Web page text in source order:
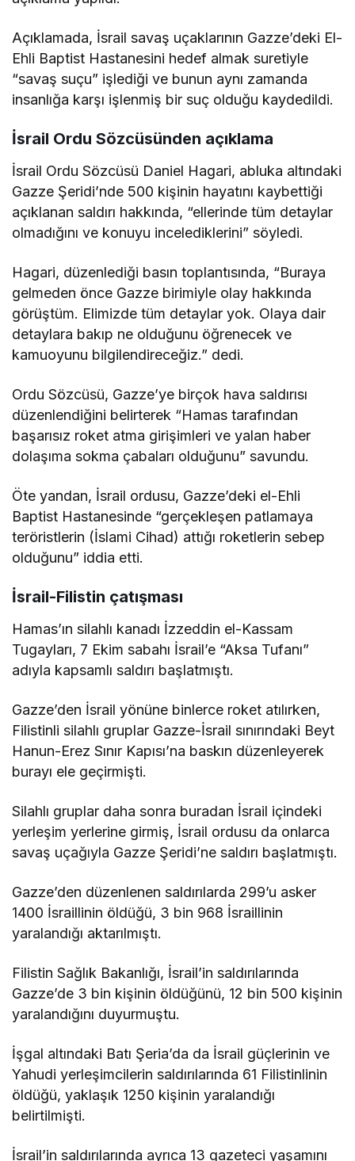
Açıklamada, İsrail savaş uçaklarının Gazze’deki El-
Ehli Baptist Hastanesini hedef almak suretiyle
“savaş suçu” işlediği ve bunun aynı zamanda
insanlığa karşı işlenmiş bir suç olduğu kaydedildi.
İsrail Ordu Sözcüsünden açıklama
İsrail Ordu Sözcüsü Daniel Hagari, abluka altındaki
Gazze Şeridi’nde 500 kişinin hayatını kaybettiği
açıklanan saldırı hakkında, “ellerinde tüm detaylar
olmadığını ve konuyu incelediklerini” söyledi.
Hagari, düzenlediği basın toplantısında, “Buraya
gelmeden önce Gazze birimiyle olay hakkında
görüştüm. Elimizde tüm detaylar yok. Olaya dair
detaylara bakıp ne olduğunu öğrenecek ve
kamuoyunu bilgilendireceğiz.” dedi.
Ordu Sözcüsü, Gazze’ye birçok hava saldırısı
düzenlendiğini belirterek “Hamas tarafından
başarısız roket atma girişimleri ve yalan haber
dolaşıma sokma çabaları olduğunu” savundu.
Öte yandan, İsrail ordusu, Gazze’deki el-Ehli
Baptist Hastanesinde “gerçekleşen patlamaya
teröristlerin (İslami Cihad) attığı roketlerin sebep
olduğunu” iddia etti.
İsrail-Filistin çatışması
Hamas’ın silahlı kanadı İzzeddin el-Kassam
Tugayları, 7 Ekim sabahı İsrail’e “Aksa Tufanı”
adıyla kapsamlı saldırı başlatmıştı.
Gazze’den İsrail yönüne binlerce roket atılırken,
Filistinli silahlı gruplar Gazze-İsrail sınırındaki Beyt
Hanun-Erez Sınır Kapısı’na baskın düzenleyerek
burayı ele geçirmişti.
Silahlı gruplar daha sonra buradan İsrail içindeki
yerleşim yerlerine girmiş, İsrail ordusu da onlarca
savaş uçağıyla Gazze Şeridi’ne saldırı başlatmıştı.
Gazze’den düzenlenen saldırılarda 299’u asker
1400 İsraillinin öldüğü, 3 bin 968 İsraillinin
yaralandığı aktarılmıştı.
Filistin Sağlık Bakanlığı, İsrail’in saldırılarında
Gazze’de 3 bin kişinin öldüğünü, 12 bin 500 kişinin
yaralandığını duyurmuştu.
İşgal altındaki Batı Şeria’da da İsrail güçlerinin ve
Yahudi yerleşimcilerin saldırılarında 61 Filistinlinin
öldüğü, yaklaşık 1250 kişinin yaralandığı
belirtilmişti.
İsrail’in saldırılarında ayrıca 13 gazeteci yaşamını